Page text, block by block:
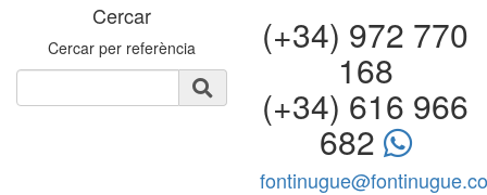
Cercar
Cercar per referència (+34) 972 770
168
(+34) 616 966
682